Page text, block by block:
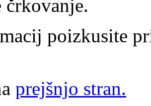
črkovanje.
poizkusite
prejšnjo stran.